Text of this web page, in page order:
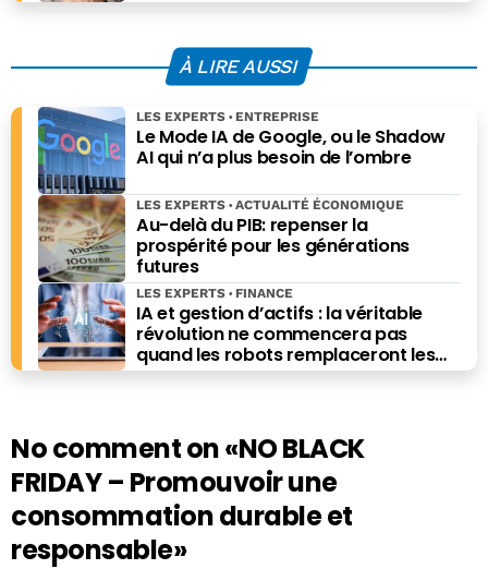
À LIRE AUSSI
Le Mode IA de Google, ou le Shadow
AI qui n’a plus besoin de l’ombre
LES EXPERTS ENTREPRISE
Au-delà du PIB: repenser la
prospérité pour les générations
futures
LES EXPERTS ACTUALITÉ ÉCONOMIQUE
IA et gestion d’actifs : la véritable
révolution ne commencera pas
quand les robots remplaceront les
financiers. Elle commencera quand ils
LES EXPERTS FINANCE
No comment on«NO BLACK
FRIDAY – Promouvoir une
consommation durable et
responsable»